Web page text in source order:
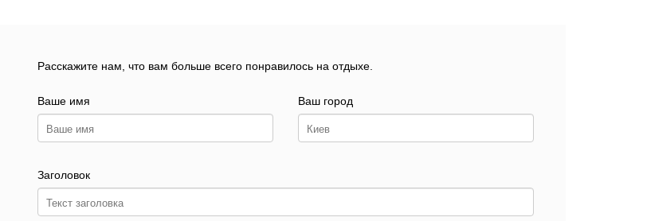
Расскажите нам, что вам больше всего понравилось на отдыхе.
Ваше имя Ваш город
Заголовок